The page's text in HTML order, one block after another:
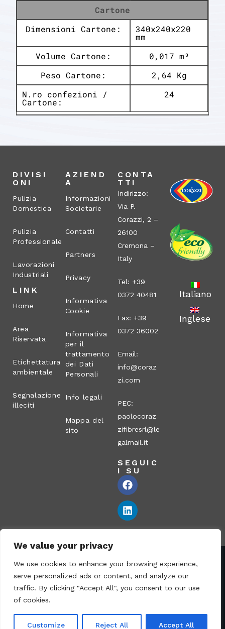
We value your privacy
We use cookies to enhance your browsing experience,
serve personalized ads or content, and analyze our
traffic. By clicking "Accept All", you consent to our use
of cookies.
Customize Reject All Accept All
Cartone
Dimensioni Cartone:
340x240x220
mm
Volume Cartone:
0,017 m³
Peso Cartone:
2,64 Kg
N.ro confezioni /
Cartone:
24
DIVISI
ONI
Pulizia
Domestica
Pulizia
Professionale
Lavorazioni
Industriali
LINK
Home
Area
Riservata
Etichettatura
ambientale
Segnalazione
illeciti
AZIEND
A
Informazioni
Societarie
Contatti
Partners
Privacy
Informativa
Cookie
Informativa
per il
trattamento
dei Dati
Personali
Info legali
Mappa del
sito
CONTA
TTI
Indirizzo:
Via P.
Corazzi, 2 –
26100
Cremona –
Italy
Tel: +39
0372 40481
Fax: +39
0372 36002
Email:
info@coraz
zi.com
PEC:
paolocoraz
zifibresrl@le
galmail.it
SEGUIC
I SU
Italiano
Inglese
Corazzi Fibre S.r.l. – Via P. Corazzi, 2 – 26100 Cremona –
Italia
Partita IVA: 00836170191 – N° REA CR-115794 – Capitale